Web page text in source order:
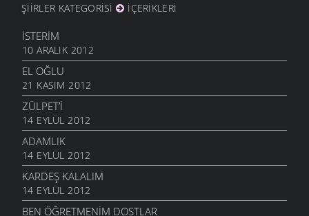
ŞIIRLER KATEGORISI İÇERIKLERI
İSTERIM
10 ARALIK 2012
EL OĞLU
21 KASIM 2012
ZÜLPET’I
14 EYLÜL 2012
ADAMLIK
14 EYLÜL 2012
KARDEŞ KALALIM
14 EYLÜL 2012
BEN ÖĞRETMENIM DOSTLAR